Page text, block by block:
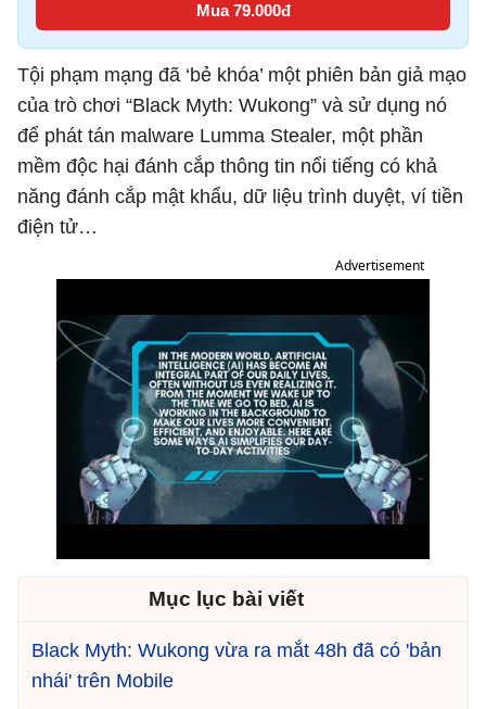
Mua 79.000đ
Tội phạm mạng đã ‘bẻ khóa’ một phiên bản giả mạo
của trò chơi “Black Myth: Wukong” và sử dụng nó
để phát tán malware Lumma Stealer, một phần
mềm độc hại đánh cắp thông tin nổi tiếng có khả
năng đánh cắp mật khẩu, dữ liệu trình duyệt, ví tiền
điện tử…
Advertisement
Mục lục bài viết
Black Myth: Wukong vừa ra mắt 48h đã có 'bản
nhái' trên Mobile